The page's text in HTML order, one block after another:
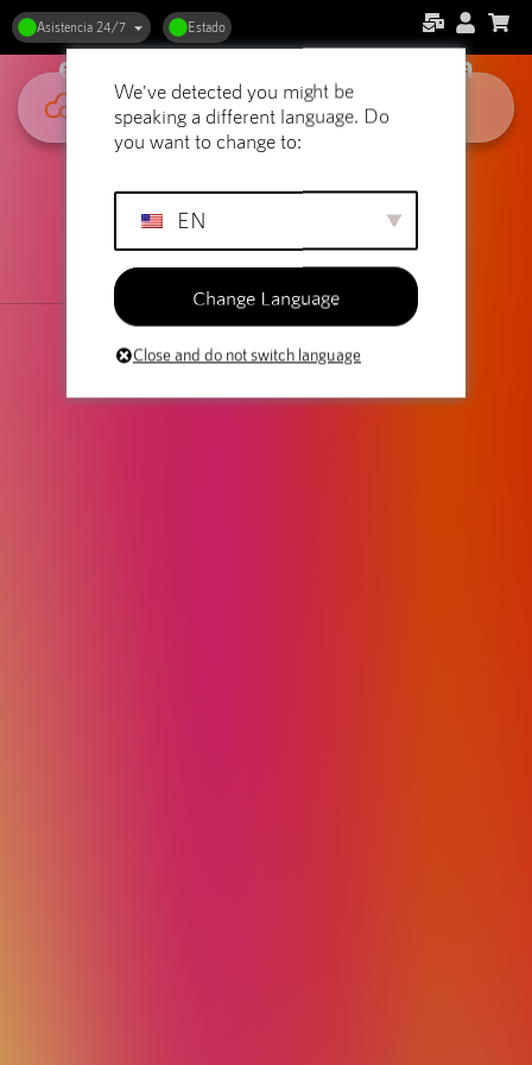
Asistencia 24/7 Estado
Alojamiento web y sitios web
educativos: Proporcionar una
experiencia de aprendizaje
We've detected you might be
speaking a different language. Do
you want to change to:
EN
Change Language
Close and do not switch language